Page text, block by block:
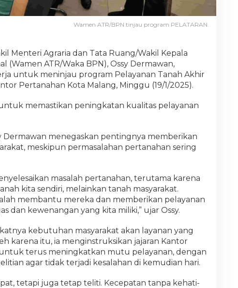
Wamen ATR/BPN tinjau program PELATARAN.
Menteri Agraria dan Tata Ruang/Wakil Kepala
(Wamen ATR/Waka BPN), Ossy Dermawan,
untuk meninjau program Pelayanan Tanah Akhir
Pertanahan Kota Malang, Minggu (19/1/2025).
memastikan peningkatan kualitas pelayanan
Dermawan menegaskan pentingnya memberikan
meskipun permasalahan pertanahan sering
masalah pertanahan, terutama karena
kita sendiri, melainkan tanah masyarakat.
membantu mereka dan memberikan pelayanan
dan kewenangan yang kita miliki,” ujar Ossy.
kebutuhan masyarakat akan layanan yang
karena itu, ia menginstruksikan jajaran Kantor
terus meningkatkan mutu pelayanan, dengan
agar tidak terjadi kesalahan di kemudian hari.
tetapi juga tetap teliti. Kecepatan tanpa kehati-